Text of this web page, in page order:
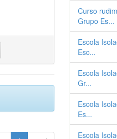
Curso
Grupo Es...
Escola
Esc...
Escola
Gr...
Escola
Es...
Escola